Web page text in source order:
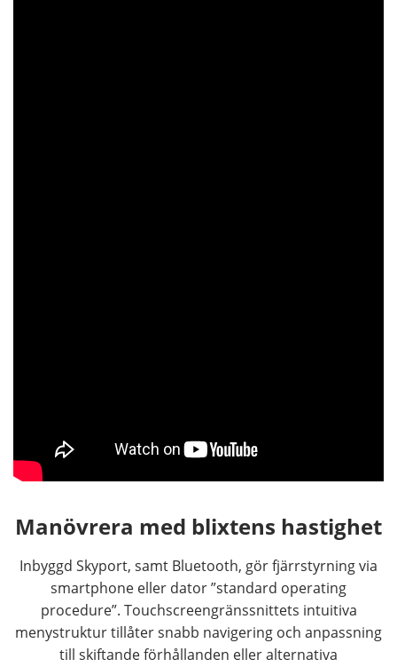
Manövrera med blixtens hastighet
Inbyggd Skyport, samt Bluetooth, gör fjärrstyrning via
smartphone eller dator ”standard operating
procedure”. Touchscreengränssnittets intuitiva
menystruktur tillåter snabb navigering och anpassning
till skiftande förhållanden eller alternativa